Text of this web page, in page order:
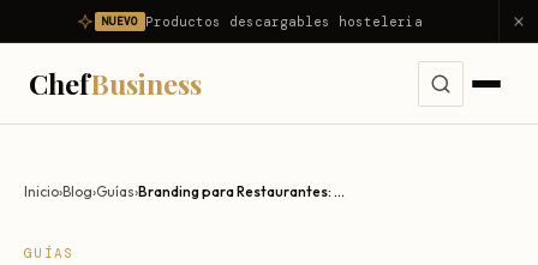
NUEVO Productos descargables hosteleria
ChefBusiness
Inicio›Blog›Guías› Branding para Restaurantes: Guía Completa de Marca 2026
GUÍAS